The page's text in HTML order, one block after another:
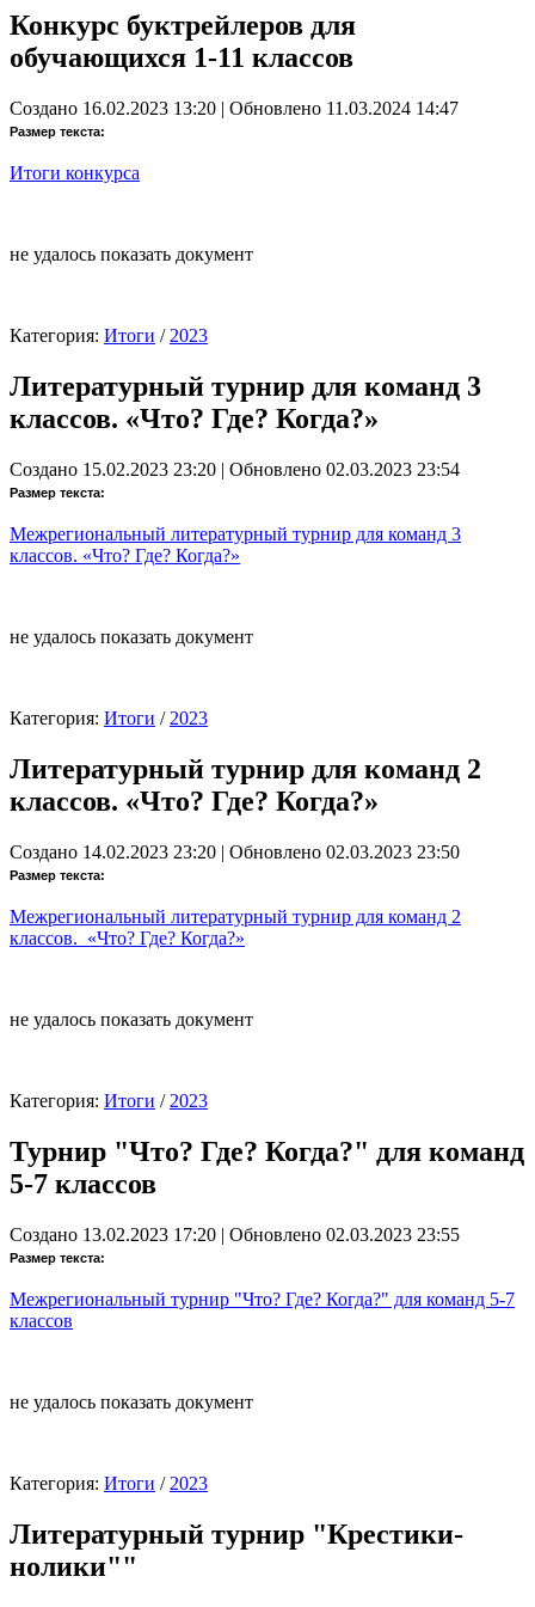
Конкурс буктрейлеров для
обучающихся 1-11 классов
Создано 16.02.2023 13:20 | Обновлено 11.03.2024 14:47
Размер текста:
Итоги конкурса
не удалось показать документ
Категория: Итоги / 2023
Литературный турнир для команд 3
классов. «Что? Где? Когда?»
Создано 15.02.2023 23:20 | Обновлено 02.03.2023 23:54
Размер текста:
Межрегиональный литературный турнир для команд 3
классов. «Что? Где? Когда?»
не удалось показать документ
Категория: Итоги / 2023
Литературный турнир для команд 2
классов. «Что? Где? Когда?»
Создано 14.02.2023 23:20 | Обновлено 02.03.2023 23:50
Размер текста:
Межрегиональный литературный турнир для команд 2
классов. «Что? Где? Когда?»
не удалось показать документ
Категория: Итоги / 2023
Турнир "Что? Где? Когда?" для команд
5-7 классов
Создано 13.02.2023 17:20 | Обновлено 02.03.2023 23:55
Размер текста:
Межрегиональный турнир "Что? Где? Когда?" для команд 5-7
классов
не удалось показать документ
Категория: Итоги / 2023
Литературный турнир "Крестики-
нолики""